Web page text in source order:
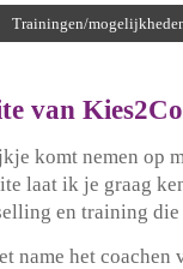
Trainingen/
van
komt nemen op
laat ik je graag
en training
name het